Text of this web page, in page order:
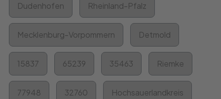
Dudenhofen Rheinland-Pfalz
Mecklenburg-Vorpommern Detmold
15837 65239 35463 Riemke
77948 32760 Hochsauerlandkreis